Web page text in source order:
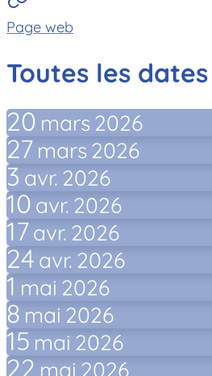
Page web
Toutes les dates
20 mars 2026
27 mars2026
3 avr. 2026
10 avr. 2026
17avr. 2026
24 avr. 2026
1 mai 2026
8 mai 2026
15 mai 2026
22 mai 2026